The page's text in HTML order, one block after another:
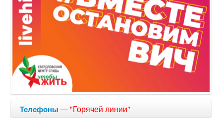
Телефоны —"Горячей линии"